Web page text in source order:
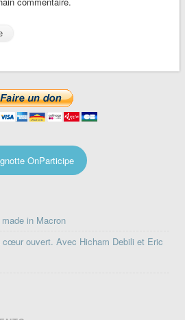
OnParticipe
in Macron
cœur ouvert. Avec Hicham Debili et Eric